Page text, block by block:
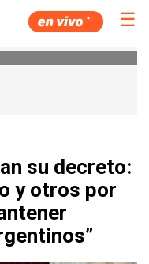
☰
su decreto:
y otros por